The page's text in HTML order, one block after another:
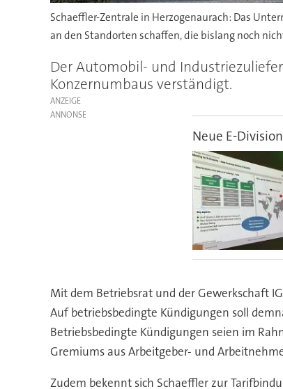
Schaeffler-Zentrale in Herzogenaurach: Das
an den Standorten schaffen, die bislang noch
Der Automobil- und
Konzernumbaus verständigt.
ANZEIGE
Neue E-Division
Mit dem Betriebsrat und der Gewerkschaft
Auf betriebsbedingte Kündigungen soll
Betriebsbedingte Kündigungen seien im
Gremiums aus Arbeitgeber- und
Zudem bekennt sich Schaeffler zur